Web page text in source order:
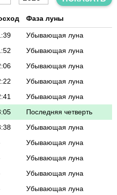
Фаза луны
Убывающая луна
Убывающая луна
Убывающая луна
Убывающая луна
Убывающая луна
Последняя четверть
Убывающая луна
Убывающая луна
Убывающая луна
Убывающая луна
Убывающая луна